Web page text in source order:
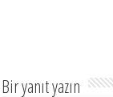
Bir yanıt yazın